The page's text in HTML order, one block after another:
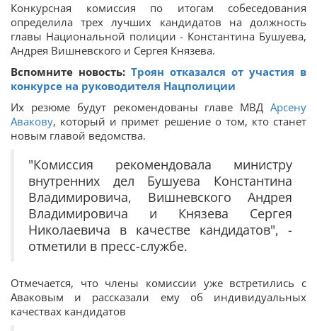
Конкурсная комиссия по итогам собеседования
определила трех лучших кандидатов на должность
главы Национальной полиции - Константина Бушуева,
Андрея Вишневского и Сергея Князева.
Вспомните новость: Троян отказался от участия в
конкурсе на руководителя Нацполиции
Их резюме будут рекомендованы главе МВД Арсену
Авакову, который и примет решение о том, кто станет
новым главой ведомства.
"Комиссия рекомендовала министру
внутренних дел Бушуева Константина
Владимировича, Вишневского Андрея
Владимировича и Князева Сергея
Николаевича в качестве кандидатов", -
отметили в пресс-службе.
Отмечается, что члены комиссии уже встретились с
Аваковым и рассказали ему об индивидуальных
качествах кандидатов